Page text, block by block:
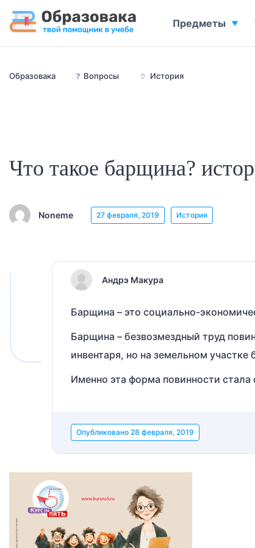
Образовака ❓ Вопросы 🏺 История
Что такое барщина?
Noneme 27 февраля, 2019 История
Андрэ Макура
Барщина – это социально-
Барщина – безвозмездный труд
инвентаря, но на земельном участке
Именно эта форма повинности стала
Опубликовано 28 февраля, 2019
Предметы